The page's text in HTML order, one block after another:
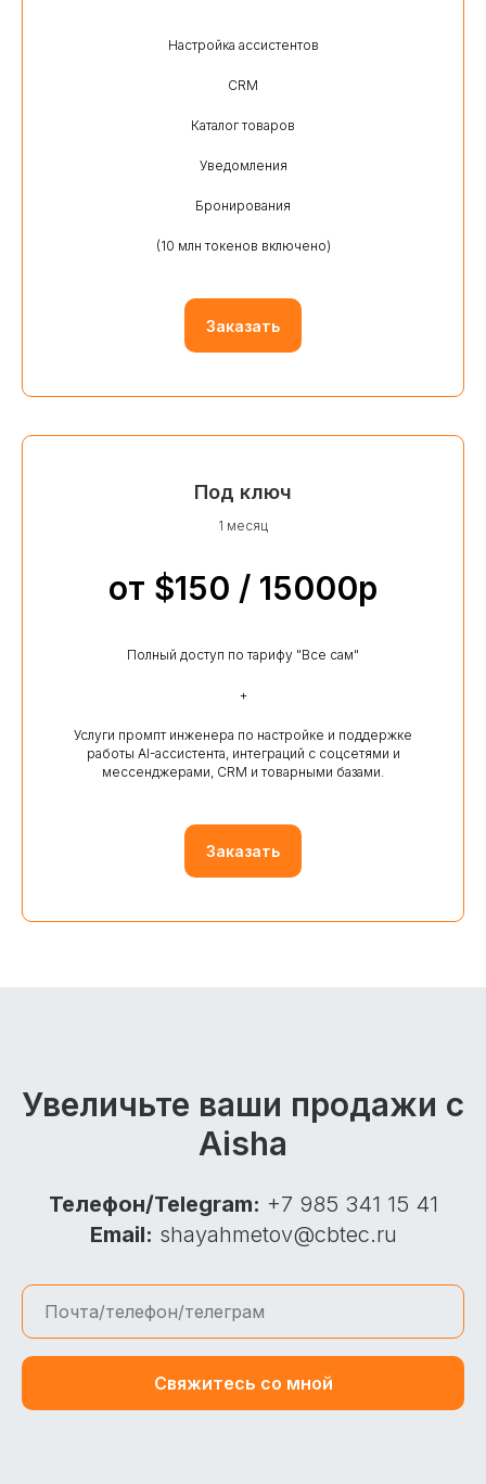
Настройка ассистентов
CRM
Каталог товаров
Уведомления
Бронирования
(10 млн токенов включено)
Заказать
Под ключ
1 месяц
от $150 / 15000р
Полный доступ по тарифу "Все сам"
+
Услуги промпт инженера по настройке и поддержке
работы AI-ассистента, интеграций с соцсетями и
мессенджерами, CRM и товарными базами.
Заказать
Увеличьте ваши продажи с
Aisha
Телефон/Telegram: +7 985 341 15 41
Email: shayahmetov@cbtec.ru
Свяжитесь со мной